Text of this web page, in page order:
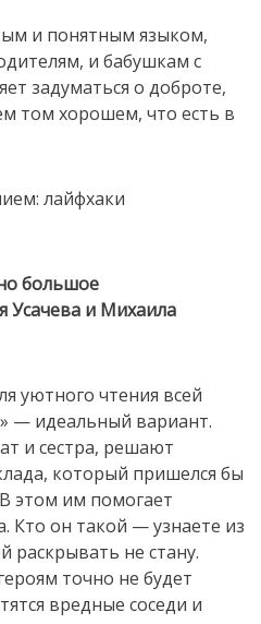
и понятным языком,
и бабушкам с
задуматься о доброте,
том хорошем, что есть в
лайфхаки
большое
Усачева и Михаила
уютного чтения всей
— идеальный вариант.
и сестра, решают
который пришелся бы
этом им помогает
Кто он такой — узнаете из
раскрывать не стану.
точно не будет
вредные соседи и